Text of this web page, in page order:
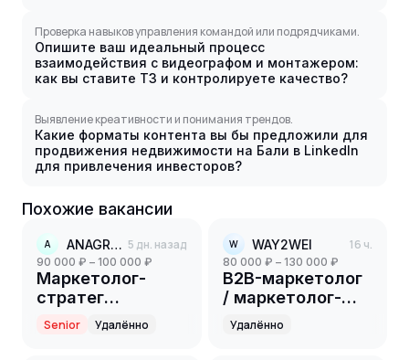
Проверка навыков управления командой или подрядчиками.
Опишите ваш идеальный процесс
взаимодействия с видеографом и монтажером:
как вы ставите ТЗ и контролируете качество?
Выявление креативности и понимания трендов.
Какие форматы контента вы бы предложили для
продвижения недвижимости на Бали в LinkedIn
для привлечения инвесторов?
Похожие вакансии
A ANAGRAN 5 дн. назад
90 000 ₽ – 100 000 ₽
Маркетолог-
стратег
партнёрского
направления
Senior Удалённо
W WAY2WEI 16 ч.
80 000 ₽ – 130 000 ₽
B2B-маркетолог
/ маркетолог-
универсал
Удалённо